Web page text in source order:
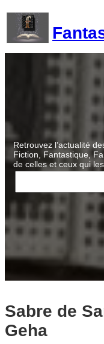
contenu
Retrouvez l’actualité
Fiction, Fantastique,
de celles et ceux qui
R
c
h
r
Sabre de
Geha